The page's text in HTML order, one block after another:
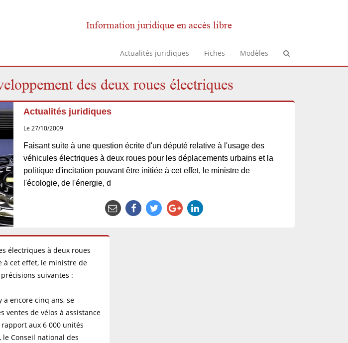
Information juridique en accès libre
Actualités juridiques Fiches Modèles
des deux roues électriques
Actualités juridiques
Le 27/10/2009
Faisant suite à une question écrite d'un député relative à l'usage des
véhicules électriques à deux roues pour les déplacements urbains et la
politique d'incitation pouvant être initiée à cet effet, le ministre de
l'écologie, de l'énergie, d
électriques à deux roues
cet effet, le ministre de
suivantes :
a encore cinq ans, se
ventes de vélos à assistance
aux 6 000 unités
le Conseil national des